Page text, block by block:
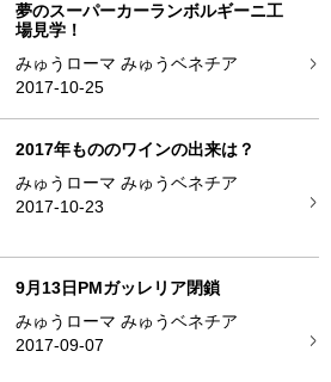
夢のスーパーカーランボルギーニ工
場見学！
みゅうローマ みゅうベネチア
2017-10-25
2017年もののワインの出来は？
みゅうローマ みゅうベネチア
2017-10-23
9月13日PMガッレリア閉鎖
みゅうローマ みゅうベネチア
2017-09-07